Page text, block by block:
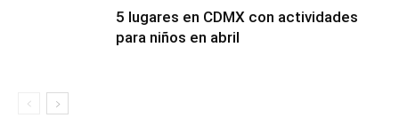
5 lugares en CDMX con actividades
para niños en abril